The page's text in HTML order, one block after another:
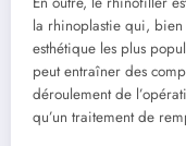
la rhinoplastie qui, bien
esthétique les plus
peut entraîner des
déroulement de
qu’un traitement de